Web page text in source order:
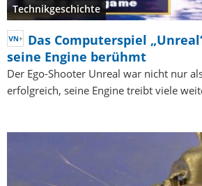
Technikgeschichte
Das Computerspiel
seine Engine berühmt
Der Ego-Shooter Unreal war nicht nur
erfolgreich, seine Engine treibt viele